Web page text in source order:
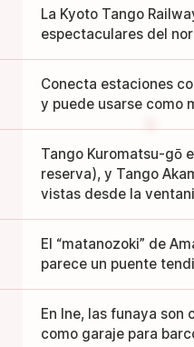
La Kyoto Tango
espectaculares del
Conecta estaciones
y puede usarse como
Tango Kuromatsu-gō
reserva), y Tango
vistas desde la
El “matanozoki” de
parece un puente
En Ine, las funaya
como garaje para